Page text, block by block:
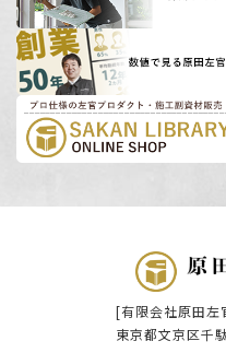
[有限会社原田左
東京都文京区